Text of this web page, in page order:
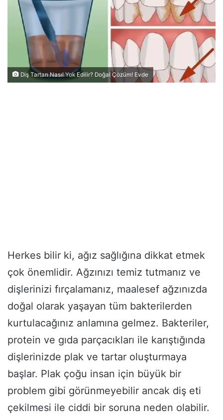
Diş Tartarı Nasıl Yok Edilir? Doğal Çözüm! Evde
Herkes bilir ki, ağız sağlığına dikkat etmek
çok önemlidir. Ağzınızı temiz tutmanız ve
dişlerinizi fırçalamanız, maalesef ağzınızda
doğal olarak yaşayan tüm bakterilerden
kurtulacağınız anlamına gelmez. Bakteriler,
protein ve gıda parçacıkları ile karıştığında
dişlerinizde plak ve tartar oluşturmaya
başlar. Plak çoğu insan için büyük bir
problem gibi görünmeyebilir ancak diş eti
çekilmesi ile ciddi bir soruna neden olabilir.